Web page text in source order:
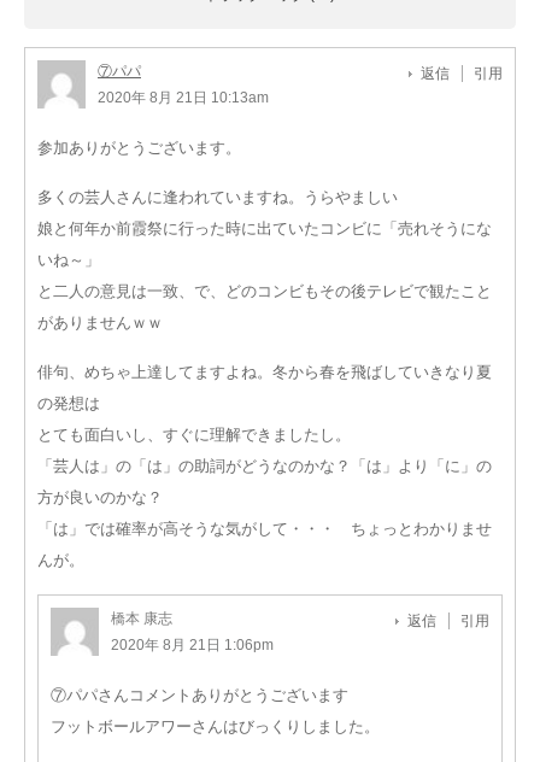
⑦パパ
2020年 8月 21日 10:13am
返信 引用
参加ありがとうございます。
多くの芸人さんに逢われていますね。うらやましい
娘と何年か前霞祭に行った時に出ていたコンビに「売れそうにな
いね～」
と二人の意見は一致、で、どのコンビもその後テレビで観たこと
がありませんｗｗ
俳句、めちゃ上達してますよね。冬から春を飛ばしていきなり夏
の発想は
とても面白いし、すぐに理解できましたし。
「芸人は」の「は」の助詞がどうなのかな？「は」より「に」の
方が良いのかな？
「は」では確率が高そうな気がして・・・ ちょっとわかりませ
んが。
橋本 康志
2020年 8月 21日 1:06pm
返信 引用
⑦パパさんコメントありがとうございます
フットボールアワーさんはびっくりしました。